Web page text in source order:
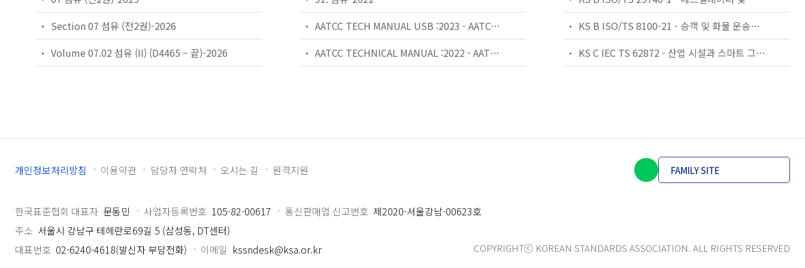
Section 07 섬유 (전2권)-2026
Volume 07.02 섬유 (II) (D4465 ~ 끝)-2026
AATCC TECH MANUAL USB :2023 - AATCC TECHNICAL MANUAL USB
AATCC TECHNICAL MANUAL :2022 - AATCC MANUAL OF INTERNATIONAL TEST METHODS AND PROCEDURES - INCLUDES TWO NEW METHODS, ONE NEW EP AND SIXTEEN REVISED METHODS
KS B ISO/TS 8100-21 - 승객 및 화물 운송용 엘리베이터 —제21부: 세계공통 필수안전요건(GESRs)을 충족하는 세계공통 안전 파라미터(GSPs)
KS C IEC TS 62872 - 산업 시설과 스마트 그리드 사이의 산업 공정 측정, 제어 및 자동화 시스템 인터페이스
개인정보처리방침 이용약관 담당자 연락처 오시는 길 원격지원 FAMILY SITE
한국표준협회 대표자 문동민 사업자등록번호 105-82-00617 통신판매업 신고번호 제2020-서울강남-00623호
주소 서울시 강남구 테헤란로69길 5 (삼성동, DT센터)
대표번호 02-6240-4618(발신자 부담전화) 이메일 kssndesk@ksa.or.kr COPYRIGHTⓒ KOREAN STANDARDS ASSOCIATION. ALL RIGHTS RESERVED